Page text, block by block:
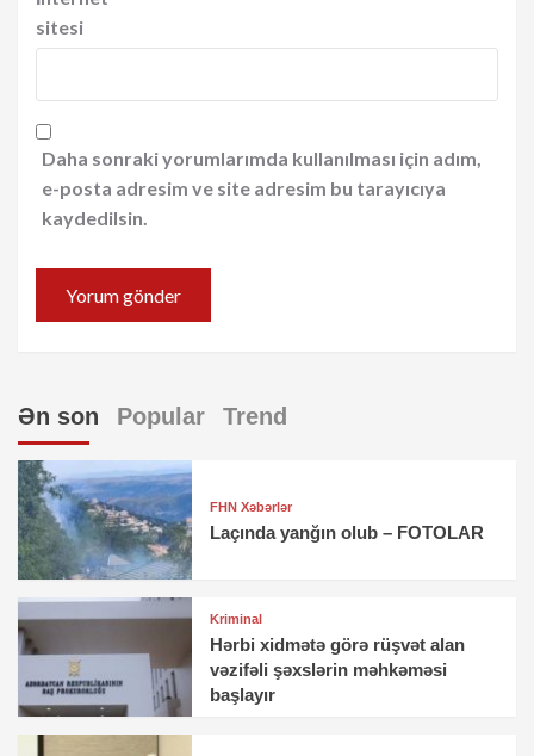
sitesi
Daha sonraki yorumlarımda kullanılması için adım,
e-posta adresim ve site adresim bu tarayıcıya
kaydedilsin.
Ən son Popular Trend
FHN Xəbərlər
Laçında yanğın olub – FOTOLAR
Kriminal
Hərbi xidmətə görə rüşvət alan
vəzifəli şəxslərin məhkəməsi
başlayır